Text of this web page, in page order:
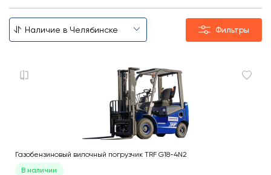
Фильтры
Газобензиновый вилочный погрузчик TRF G18-4N2
В наличии